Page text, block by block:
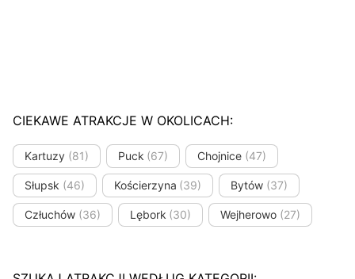
CIEKAWE ATRAKCJE W OKOLICACH:
Kartuzy (81) Puck (67) Chojnice (47)
Słupsk (46) Kościerzyna (39) Bytów (37)
Człuchów (36) Lębork (30) Wejherowo (27)